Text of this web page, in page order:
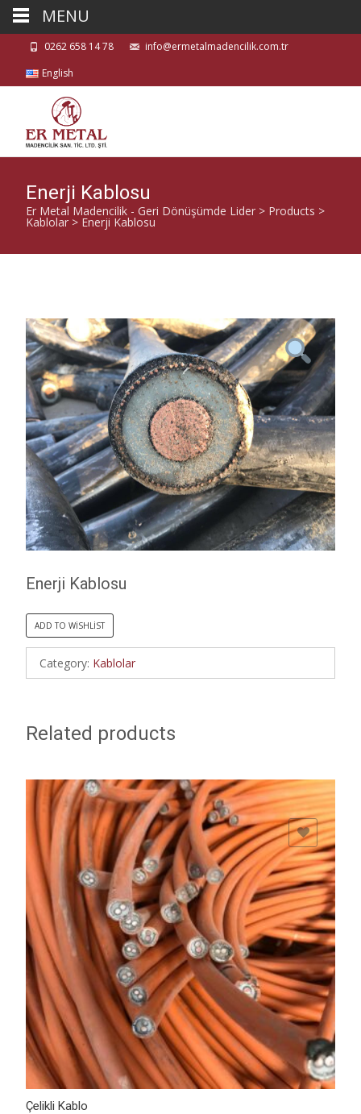
0262 658 14 78
info@ermetalmadencilik.com.tr
English
Enerji Kablosu
Er Metal Madencilik - Geri Dönüşümde Lider > Products >
Kablolar > Enerji Kablosu
Enerji Kablosu
ADD TO WISHLIST
Category: Kablolar
Related products
Çelikli Kablo
ADD TO WISHLIST
MENU